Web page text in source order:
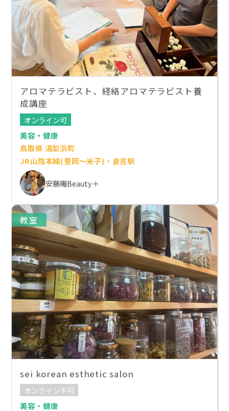
アロマテラピスト、経絡アロマテラピスト養
成講座
オンライン可
美容・健康
鳥取県 湯梨浜町
JR山陰本線(豊岡～米子)・倉吉駅
安藤庵Beauty＋
教室
sei korean esthetic salon
オンライン不可
美容・健康